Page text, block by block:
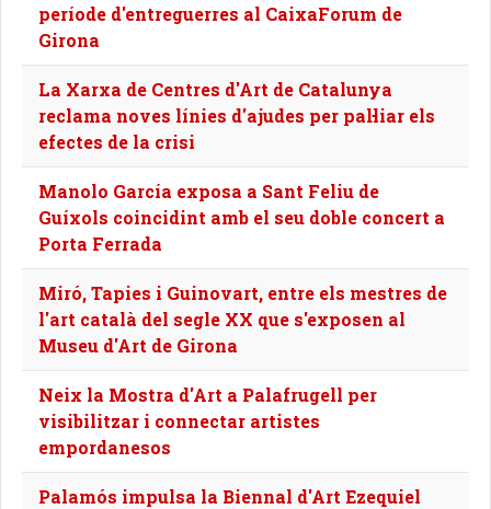
període d'entreguerres al CaixaForum de
Girona
La Xarxa de Centres d'Art de Catalunya
reclama noves línies d'ajudes per pal·liar els
efectes de la crisi
Manolo García exposa a Sant Feliu de
Guíxols coincidint amb el seu doble concert a
Porta Ferrada
Miró, Tapies i Guinovart, entre els mestres de
l'art català del segle XX que s'exposen al
Museu d'Art de Girona
Neix la Mostra d'Art a Palafrugell per
visibilitzar i connectar artistes
empordanesos
Palamós impulsa la Biennal d'Art Ezequiel